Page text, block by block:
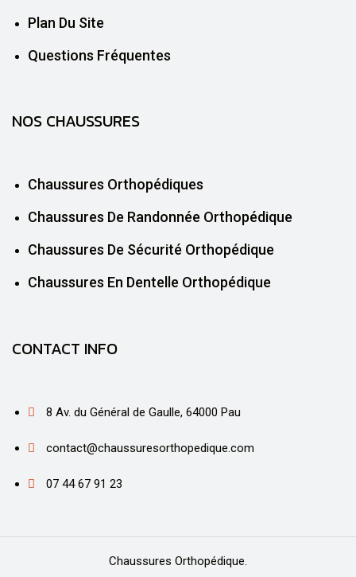
Plan Du Site
Questions Fréquentes
NOS CHAUSSURES
Chaussures Orthopédiques
Chaussures De Randonnée Orthopédique
Chaussures De Sécurité Orthopédique
Chaussures En Dentelle Orthopédique
CONTACT INFO
8 Av. du Général de Gaulle, 64000 Pau
contact@chaussuresorthopedique.com
07 44 67 91 23
Chaussures Orthopédique.